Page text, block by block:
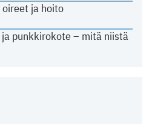
ja hoito
ja punkkirokote – mitä niistä